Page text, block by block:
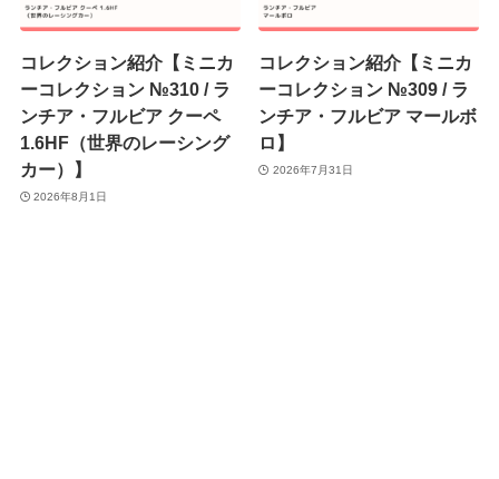
コレクション紹介【ミニカ
ーコレクション №310 / ラ
ンチア・フルビア クーペ
1.6HF（世界のレーシング
カー）】
2026年8月1日
コレクション紹介【ミニカ
ーコレクション №309 / ラ
ンチア・フルビア マールボ
ロ】
2026年7月31日